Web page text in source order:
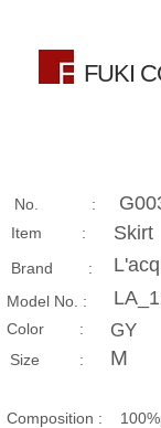
FUKI
No. :
Item : Skirt
Brand :
Model No. :
​Color : GY
Size​ : M
Composition​ :